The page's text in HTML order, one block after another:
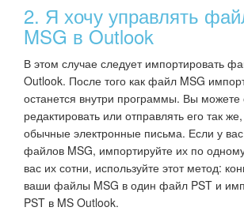
2. Я хочу управлять
MSG в Outlook
В этом случае следует импортировать
Outlook. После того как файл MSG
останется внутри программы. Вы можете
редактировать или отправлять его так
обычные электронные письма. Если у
файлов MSG, импортируйте их по
вас их сотни, используйте этот метод:
ваши файлы MSG в один файл PST и
PST в MS Outlook.